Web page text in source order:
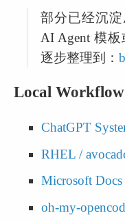
部分已经沉淀
AI Agent 模
逐步整理到：
Local
ChatGPT
RHEL /
Microsoft
oh-my-